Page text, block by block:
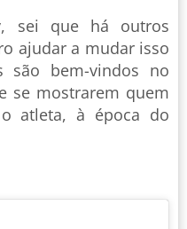
sei que há outros
ajudar a mudar isso
são bem-vindos no
se mostrarem quem
atleta, à época do